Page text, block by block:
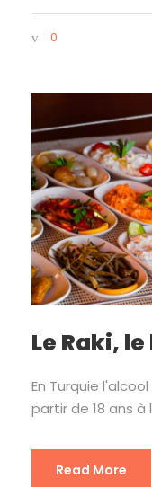
0
Le Raki,
En Turquie
partir de 18 ans
Read More